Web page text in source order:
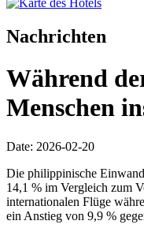
Nachrichten
Während
Menschen
Date: 2026-02-20
Die philippinische
14,1 % im Vergleich zum
internationalen Flüge
ein Anstieg von 9,9 %